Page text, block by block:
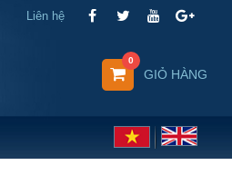
Liên hệ
GIỎ HÀNG
0